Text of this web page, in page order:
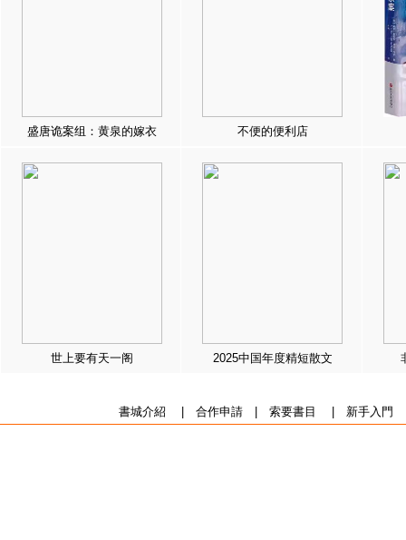
盛唐诡案组：黄泉的嫁衣 不便的便利店
世上要有天一阁 2025中国年度精短散文
書城介紹 合作申請| 索要書目 新手入門